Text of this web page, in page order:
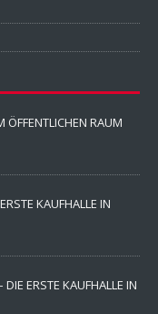
ÖFFENTLICHEN RAUM
KAUFHALLE IN
DIE ERSTE KAUFHALLE IN